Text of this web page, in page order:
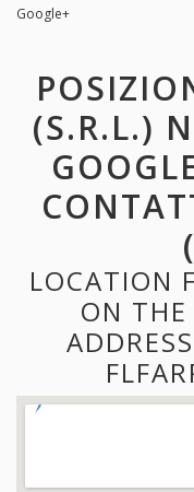
Google+
(S.R.L.)
LOCATION
ON THE